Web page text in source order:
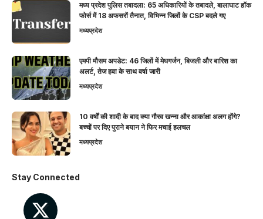
मध्य प्रदेश पुलिस तबादला: 65 अधिकारियों के तबादले, बालाघाट हॉक
फोर्स में 18 अफसरों तैनात, विभिन्न जिलों के CSP बदले गए
मध्यप्रदेश
एमपी मौसम अपडेट: 46 जिलों में मेघगर्जन, बिजली और बारिश का
अलर्ट, तेज हवा के साथ वर्षा जारी
मध्यप्रदेश
10 वर्षों की शादी के बाद क्या गौरव खन्ना और आकांक्षा अलग होंगे?
बच्चों पर दिए पुराने बयान ने फिर मचाई हलचल
मध्यप्रदेश
Stay Connected